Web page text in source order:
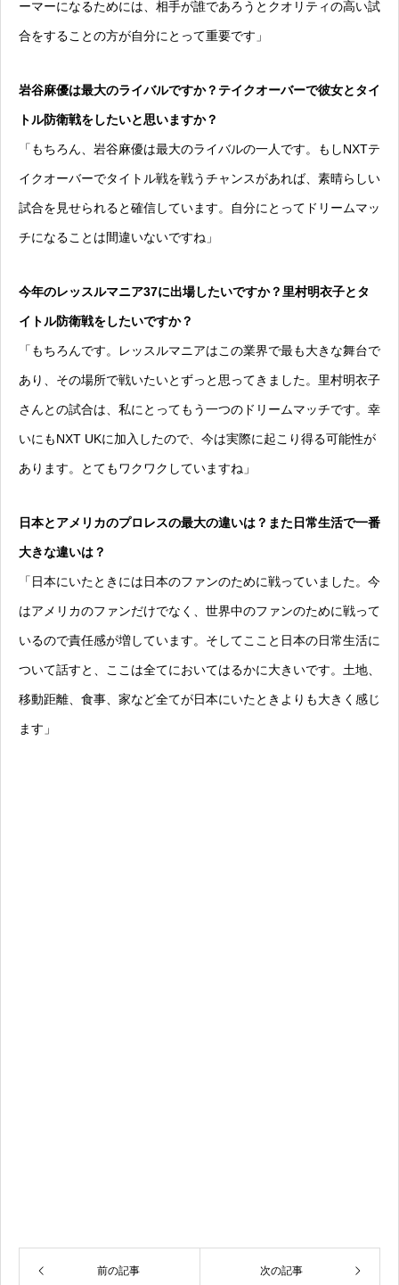
ーマーになるためには、相手が誰であろうとクオリティの高い試
合をすることの方が自分にとって重要です」
岩谷麻優は最大のライバルですか？テイクオーバーで彼女とタイ
トル防衛戦をしたいと思いますか？
「もちろん、岩谷麻優は最大のライバルの一人です。もしNXTテ
イクオーバーでタイトル戦を戦うチャンスがあれば、素晴らしい
試合を見せられると確信しています。自分にとってドリームマッ
チになることは間違いないですね」
今年のレッスルマニア37に出場したいですか？里村明衣子とタ
イトル防衛戦をしたいですか？
「もちろんです。レッスルマニアはこの業界で最も大きな舞台で
あり、その場所で戦いたいとずっと思ってきました。里村明衣子
さんとの試合は、私にとってもう一つのドリームマッチです。幸
いにもNXT UKに加入したので、今は実際に起こり得る可能性が
あります。とてもワクワクしていますね」
日本とアメリカのプロレスの最大の違いは？また日常生活で一番
大きな違いは？
「日本にいたときには日本のファンのために戦っていました。今
はアメリカのファンだけでなく、世界中のファンのために戦って
いるので責任感が増しています。そしてここと日本の日常生活に
ついて話すと、ここは全てにおいてはるかに大きいです。土地、
移動距離、食事、家など全てが日本にいたときよりも大きく感じ
ます」
前の記事 次の記事